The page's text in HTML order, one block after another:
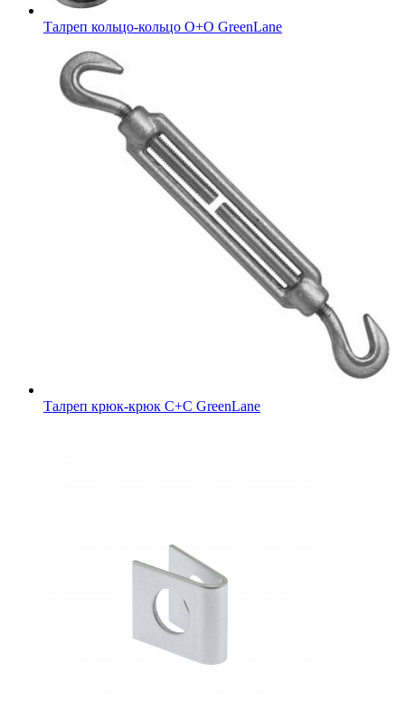
Талреп кольцо-кольцо О+О GreenLane
Талреп крюк-крюк C+C GreenLane